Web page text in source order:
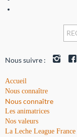
Nous suivre :
Accueil
Nous connaître
Nous connaître
Les animatrices
Nos valeurs
La Leche League France